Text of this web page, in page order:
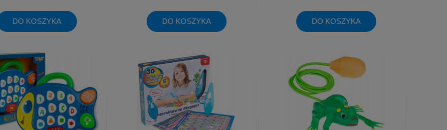
DO KOSZYKA DO KOSZYKA DO KOSZYKA